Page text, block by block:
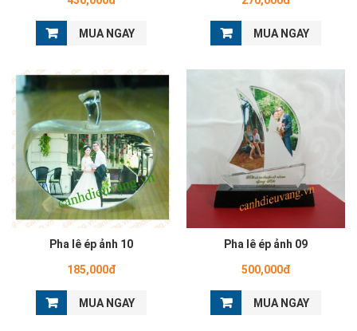
MUA NGAY MUA NGAY
Pha lê ép ảnh 10
185,000đ
MUA NGAY
Pha lê ép ảnh 09
500,000đ
MUA NGAY